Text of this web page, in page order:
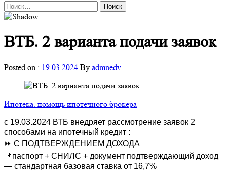
Найти:
ВТБ. 2 варианта подачи заявок
Posted on : 19.03.2024 By admnedv
Ипотека. помощь ипотечного брокера
с 19.03.2024 ВТБ внедряет рассмотрение заявок 2
способами на ипотечный кредит :
⏩️ С ПОДТВЕРЖДЕНИЕМ ДОХОДА
📌паспорт + СНИЛС + документ подтверждающий доход
— стандартная базовая ставка от 16,7%